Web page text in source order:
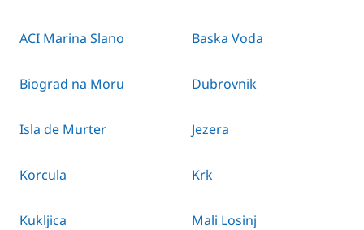
ACI Marina Slano Baska Voda
Biograd na Moru Dubrovnik
Isla de Murter Jezera
Korcula Krk
Kukljica Mali Losinj